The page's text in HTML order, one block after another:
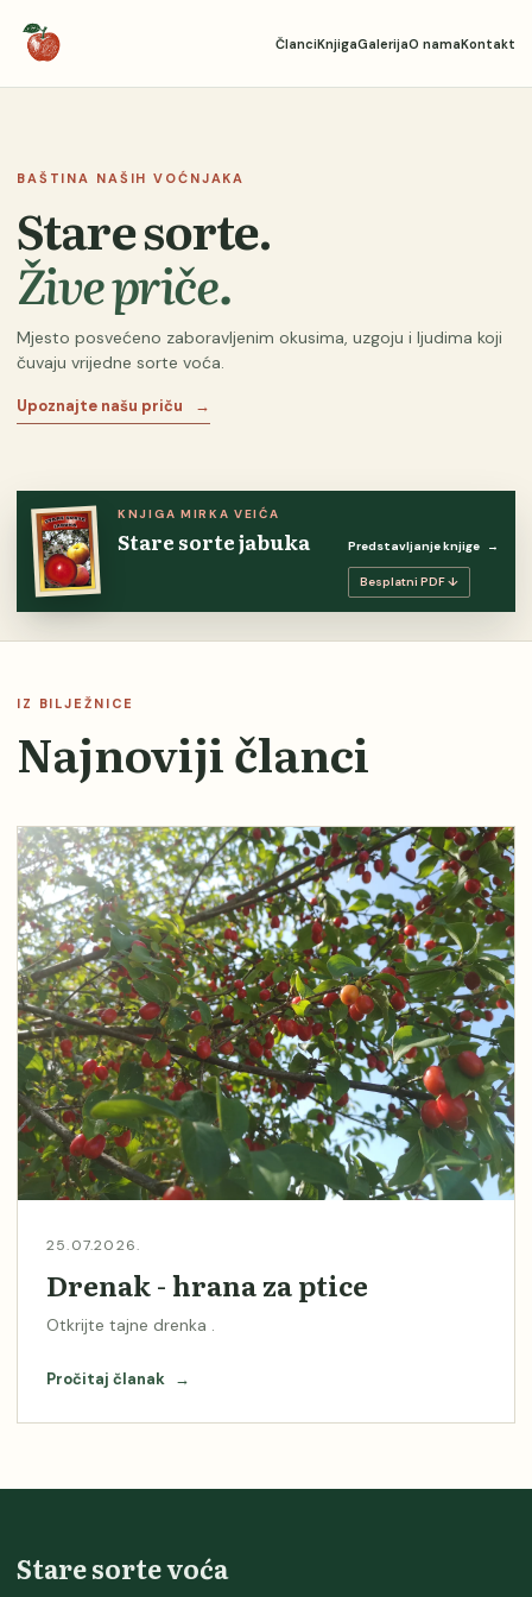
ČlanciKnjigaGalerijaO namaKontakt
BAŠTINA NAŠIH VOĆNJAKA
Stare sorte.
Žive priče.
Mjesto posvećeno zaboravljenim okusima, uzgoju i ljudima koji
čuvaju vrijedne sorte voća.
Upoznajte našu priču →
KNJIGA MIRKA VEIĆA
Stare sorte jabuka Predstavljanje knjige →
Besplatni PDF ↓
IZ BILJEŽNICE
Najnoviji članci
25.07.2026.
Drenak - hrana za ptice
Otkrijte tajne drenka .
Pročitaj članak →
Stare sorte voća